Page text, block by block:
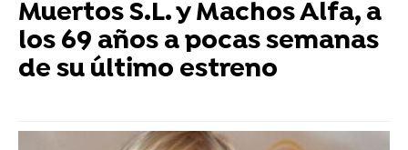
Muertos S.L. y Machos Alfa, a
los 69 años a pocas semanas
de su último estreno